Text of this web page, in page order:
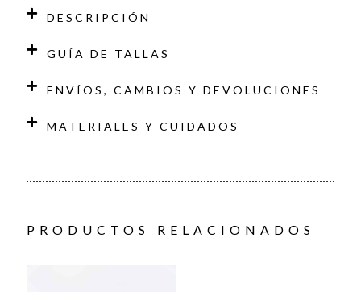
DESCRIPCIÓN
GUÍA DE TALLAS
ENVÍOS, CAMBIOS Y DEVOLUCIONES
MATERIALES Y CUIDADOS
PRODUCTOS RELACIONADOS